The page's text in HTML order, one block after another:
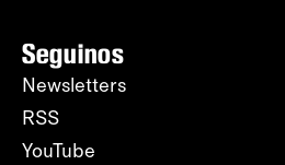
Seguinos
Newsletters
RSS
YouTube